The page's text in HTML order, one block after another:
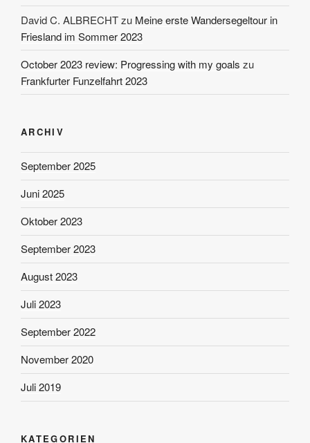
David C. ALBRECHTzu Meine erste Wandersegeltour in
Friesland im Sommer 2023
October 2023 review: Progressing with my goals zu
Frankfurter Funzelfahrt 2023
ARCHIV
September 2025
Juni 2025
Oktober 2023
September 2023
August 2023
Juli 2023
September 2022
November 2020
Juli 2019
KATEGORIEN